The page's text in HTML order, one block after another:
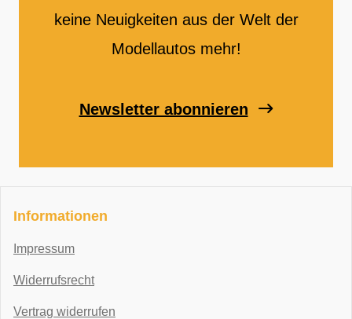
keine Neuigkeiten aus der Welt der
Modellautos mehr!
Newsletter abonnieren
Informationen
Impressum
Widerrufsrecht
Vertrag widerrufen